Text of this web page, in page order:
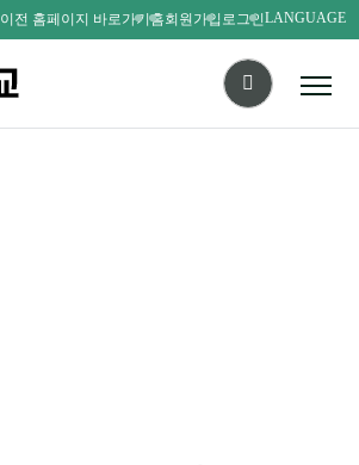
이전 홈페이지 바로가기홈회원가입 로그인LANGUAGE